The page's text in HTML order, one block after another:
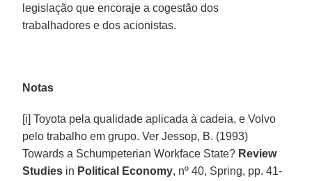
legislação que encoraje a cogestão dos
trabalhadores e dos acionistas.
Notas
[i] Toyota pela qualidade aplicada à cadeia, e Volvo
pelo trabalho em grupo. Ver Jessop, B. (1993)
Towards a Schumpeterian Workface State? Review
Studies in Political Economy, nº 40, Spring, pp. 41-